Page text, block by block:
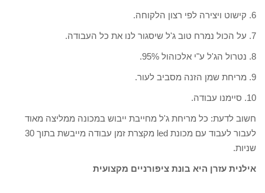
6. קישוט ויצירה לפי רצון הלקוחה.
7. על הכול נמרח טוב ג'ל שיסגור לנו את כל העבודה.
8. נטרול הג'ל ע"י אלכוהול 95%.
9. מריחת שמן הזנה מסביב לעור.
10. סיימנו עבודה.
חשוב לדעת: כל מריחת ג'ל מחייבת ייבוש במכונה ממליצה מאוד
לעבור לעבוד עם מכונת led מקצרת זמן עבודה מייבשת בתוך 30
שניות.
אילנית עזרן היא בונת ציפורניים מקצועית